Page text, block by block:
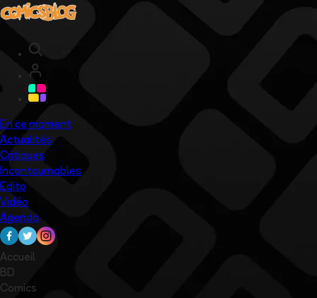
En ce moment
Actualités
Critiques
Incontournables
Edito
Vidéo
Agenda
Accueil
BD
Comics